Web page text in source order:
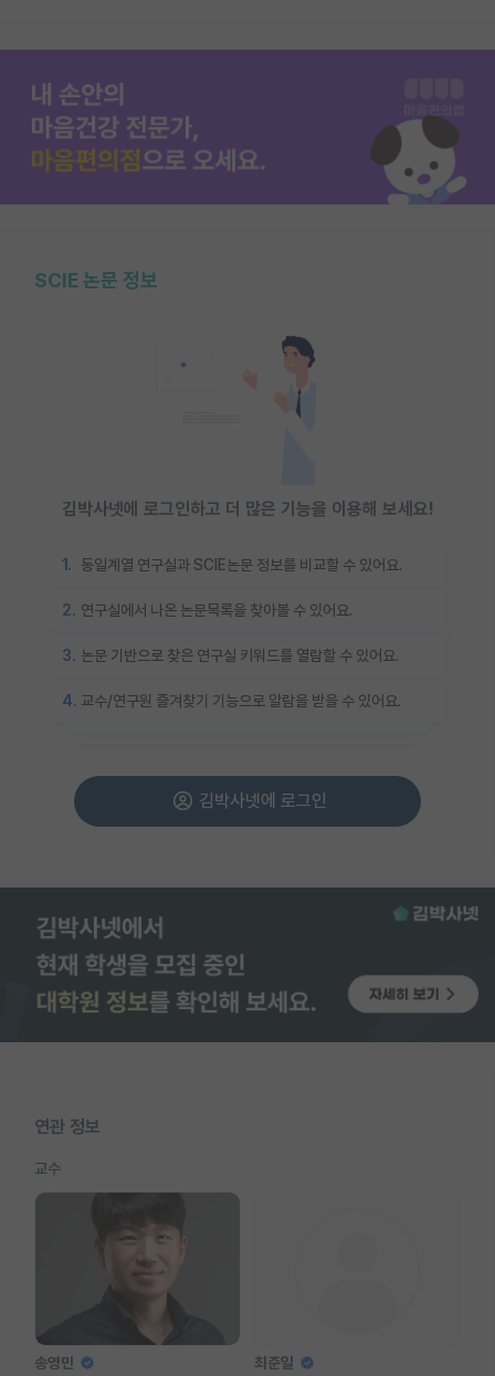
SCIE 논문 정보
김박사넷에 로그인하고 더 많은 기능을 이용해 보세요!
1. 동일계열 연구실과 SCIE논문 정보를 비교할 수 있어요.
2. 연구실에서 나온 논문목록을 찾아볼 수 있어요.
3. 논문 기반으로 찾은 연구실 키워드를 열람할 수 있어요.
4. 교수/연구원 즐겨찾기 기능으로 알람을 받을 수 있어요.
김박사넷에 로그인
연관 정보
교수
송영민 최준일